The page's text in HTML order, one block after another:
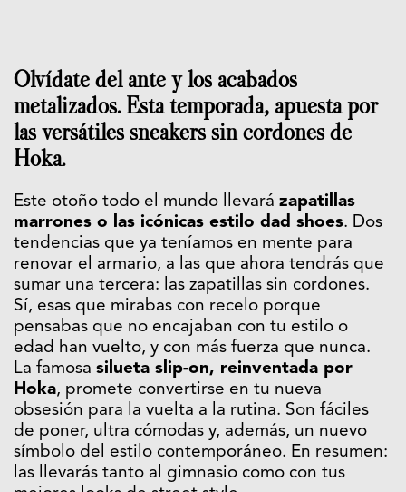
Olvídate del ante y los acabados
metalizados. Esta temporada, apuesta por
las versátiles sneakers sin cordones de
Hoka.
Este otoño todo el mundo llevará zapatillas
marrones o las icónicas estilo dad shoes. Dos
tendencias que ya teníamos en mente para
renovar el armario, a las que ahora tendrás que
sumar una tercera: las zapatillas sin cordones.
Sí, esas que mirabas con recelo porque
pensabas que no encajaban con tu estilo o
edad han vuelto, y con más fuerza que nunca.
La famosa silueta slip-on, reinventada por
Hoka, promete convertirse en tu nueva
obsesión para la vuelta a la rutina. Son fáciles
de poner, ultra cómodas y, además, un nuevo
símbolo del estilo contemporáneo. En resumen:
las llevarás tanto al gimnasio como con tus